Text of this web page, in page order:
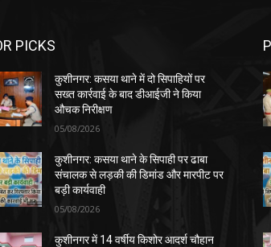
PICKS
कुशीनगर: कसया थाने में दो सिपाहियों पर
सख्त कार्रवाई के बाद डीआईजी ने किया
औचक निरीक्षण
05/08/2026
कुशीनगर: कसया थाने के सिपाही पर ढाबा
संचालक से लड़की की डिमांड और मारपीट पर
बड़ी कार्यवाही
05/08/2026
कुशीनगर में 14 वर्षीय किशोर आदर्श चौहान